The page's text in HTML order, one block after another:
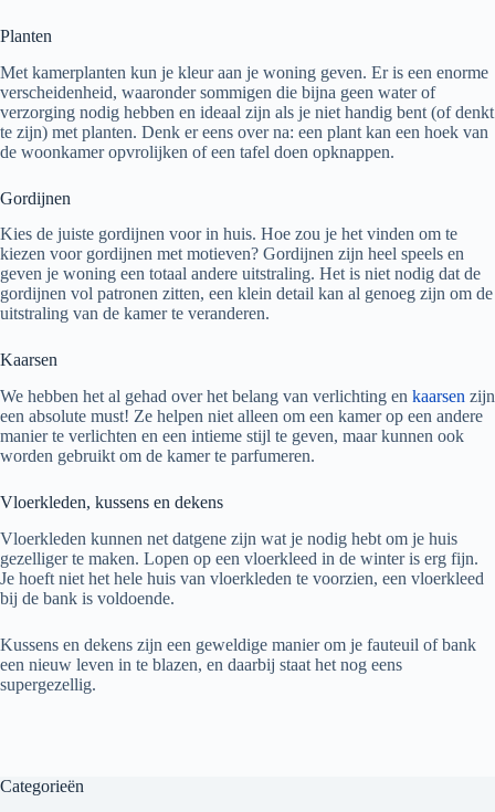
Planten
Met kamerplanten kun je kleur aan je woning geven. Er is een enorme
verscheidenheid, waaronder sommigen die bijna geen water of
verzorging nodig hebben en ideaal zijn als je niet handig bent (of denkt
te zijn) met planten. Denk er eens over na: een plant kan een hoek van
de woonkamer opvrolijken of een tafel doen opknappen.
Gordijnen
Kies de juiste gordijnen voor in huis. Hoe zou je het vinden om te
kiezen voor gordijnen met motieven? Gordijnen zijn heel speels en
geven je woning een totaal andere uitstraling. Het is niet nodig dat de
gordijnen vol patronen zitten, een klein detail kan al genoeg zijn om de
uitstraling van de kamer te veranderen.
Kaarsen
We hebben het al gehad over het belang van verlichting en kaarsen zijn
een absolute must! Ze helpen niet alleen om een kamer op een andere
manier te verlichten en een intieme stijl te geven, maar kunnen ook
worden gebruikt om de kamer te parfumeren.
Vloerkleden, kussens en dekens
Vloerkleden kunnen net datgene zijn wat je nodig hebt om je huis
gezelliger te maken. Lopen op een vloerkleed in de winter is erg fijn.
Je hoeft niet het hele huis van vloerkleden te voorzien, een vloerkleed
bij de bank is voldoende.
Kussens en dekens zijn een geweldige manier om je fauteuil of bank
een nieuw leven in te blazen, en daarbij staat het nog eens
supergezellig.
Categorieën